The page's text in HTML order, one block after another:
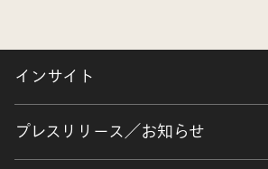
インサイト
プレスリリース／お知らせ